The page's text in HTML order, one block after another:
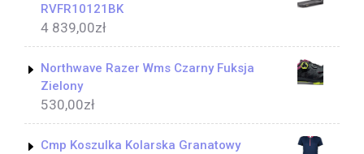
RVFR10121BK
4 839,00zł
Northwave Razer Wms Czarny Fuksja
Zielony
530,00zł
Cmp Koszulka Kolarska Granatowy